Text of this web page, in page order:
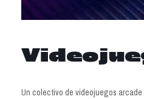
Un colectivo de videojuegos